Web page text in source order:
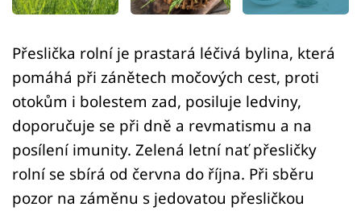
Přeslička rolní je prastará léčivá bylina, která
pomáhá při zánětech močových cest, proti
otokům i bolestem zad, posiluje ledviny,
doporučuje se při dně a revmatismu a na
posílení imunity. Zelená letní nať přesličky
rolní se sbírá od června do října. Při sběru
pozor na záměnu s jedovatou přesličkou